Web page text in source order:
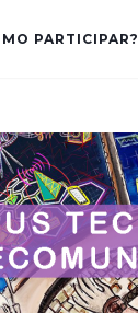
PARTICIPAR?